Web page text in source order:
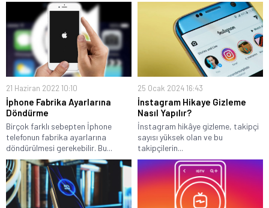
21 Haziran 2022 10:10
İphone Fabrika Ayarlarına
Döndürme
Birçok farklı sebepten İphone
telefonun fabrika ayarlarına
döndürülmesi gerekebilir. Bu...
25 Ocak 2024 16:43
İnstagram Hikaye Gizleme
Nasıl Yapılır?
İnstagram hikâye gizleme, takipçi
sayısı yüksek olan ve bu
takipçilerin...